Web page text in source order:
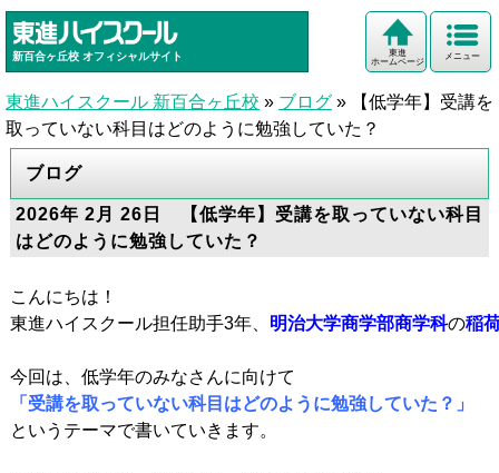
新百合ヶ丘校 オフィシャルサイト メニュー
東進
ホームページ
東進ハイスクール 新百合ヶ丘校 » ブログ »
【低学年】受講を
取っていない科目はどのように勉強していた？
ブログ
2026年 2月 26日 【低学年】受講を取っていない科目
はどのように勉強していた？
こんにちは！
東進ハイスクール担任助手3年、 明治大学商学部商学科の稲
「受講を取っていない科目はどのように勉強していた？」
というテーマで書いていきます。